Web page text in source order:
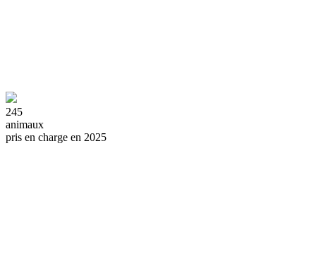
245
animaux
pris en charge en 2025